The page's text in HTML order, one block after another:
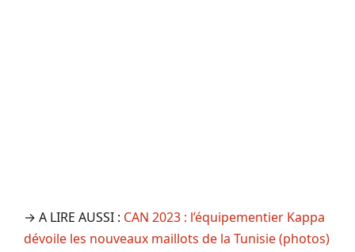
→ A LIRE AUSSI : CAN 2023 : l’équipementier Kappa
dévoile les nouveaux maillots de la Tunisie (photos)